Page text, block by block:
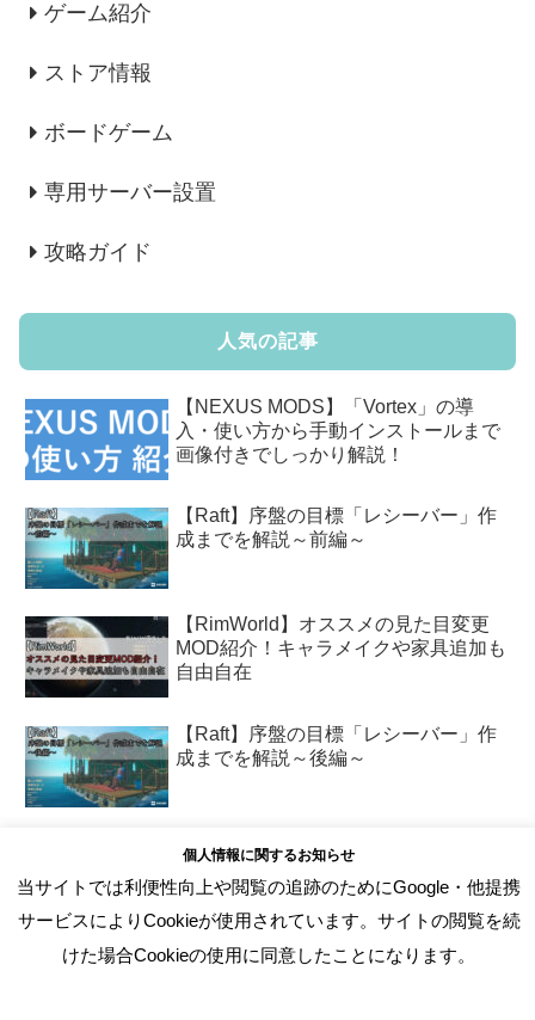
ゲーム紹介
ストア情報
ボードゲーム
専用サーバー設置
攻略ガイド
人気の記事
【NEXUS MODS】「Vortex」の導
入・使い方から手動インストールまで
画像付きでしっかり解説！
【Raft】序盤の目標「レシーバー」作
成までを解説～前編～
【RimWorld】オススメの見た目変更
MOD紹介！キャラメイクや家具追加も
自由自在
【Raft】序盤の目標「レシーバー」作
成までを解説～後編～
【Project Zomboid】序盤の攻略方法を
徹底解説！～おすすめ設定とサバイバ
ルテクニックを紹介～
個人情報に関するお知らせ
当サイトでは利便性向上や閲覧の追跡のためにGoogle・他提携
サービスによりCookieが使用されています。サイトの閲覧を続
けた場合Cookieの使用に同意したことになります。